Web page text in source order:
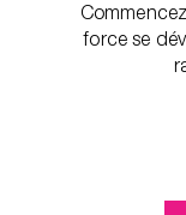
force se